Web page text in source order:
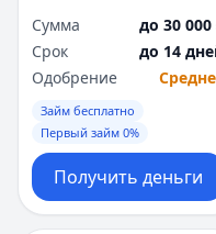
Сумма
до 30 000
Срок
до 14
Одобрение
Займ бесплатно
Первый займ 0%
Получить деньги